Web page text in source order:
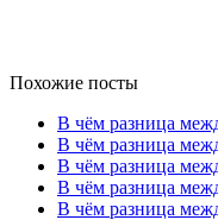
Похожие посты
В чём разница
В чём разница
В чём разница
В чём разница
В чём разница